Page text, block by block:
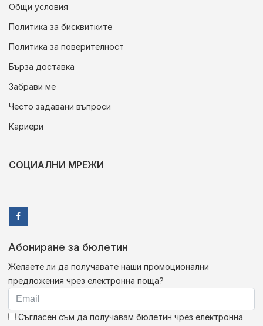
Общи условия
Политика за бисквитките
Политика за поверителност
Бърза доставка
Забрави ме
Често задавани въпроси
Кариери
СОЦИАЛНИ МРЕЖИ
Абониране за бюлетин
Желаете ли да получавате наши промоционални
предложения чрез електронна поща?
Съгласен съм да получавам бюлетин чрез електронна